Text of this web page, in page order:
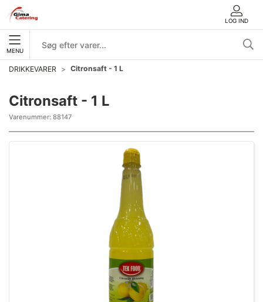
LOG IND
MENU
DRIKKEVARER Citronsaft - 1 L
Citronsaft - 1 L
Varenummer: 88147